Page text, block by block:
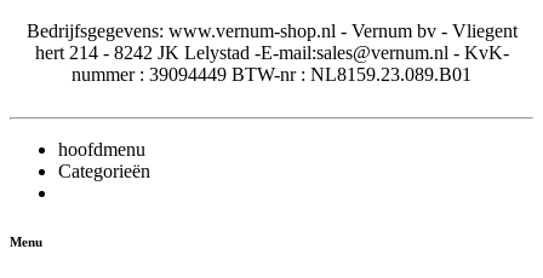
Bedrijfsgegevens: www.vernum-shop.nl - Vernum bv - Vliegent
hert 214 - 8242 JK Lelystad -E-mail:sales@vernum.nl - KvK-
nummer : 39094449 BTW-nr : NL8159.23.089.B01
hoofdmenu
Categorieën
Menu